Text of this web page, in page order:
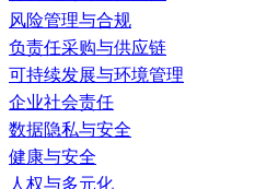
风险管理与合规
负责任采购与供应链
可持续发展与环境管理
企业社会责任
数据隐私与安全
健康与安全
人权与多元化